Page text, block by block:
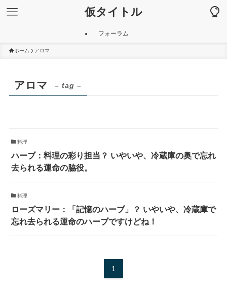
仮タイトル
フォーラム
ホーム アロマ
アロマ – tag –
料理
ハーブ：料理の彩り担当？ いやいや、冷蔵庫の奥で忘れ
去られる運命の脇役。
料理
ローズマリー：「記憶のハーブ」？ いやいや、冷蔵庫で
忘れ去られる運命のハーブですけどね！
1